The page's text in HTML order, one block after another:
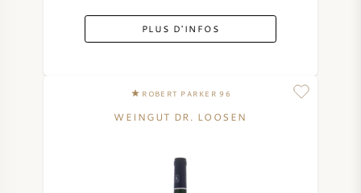
PLUS D'INFOS
ROBERT PARKER 96
WEINGUT DR. LOOSEN